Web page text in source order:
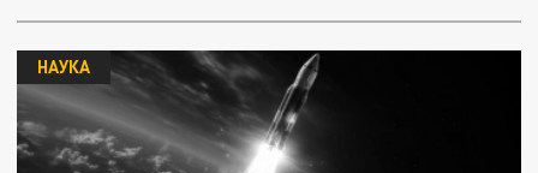
НАУКА